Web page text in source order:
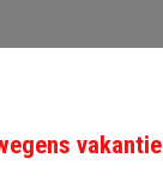
vakantie